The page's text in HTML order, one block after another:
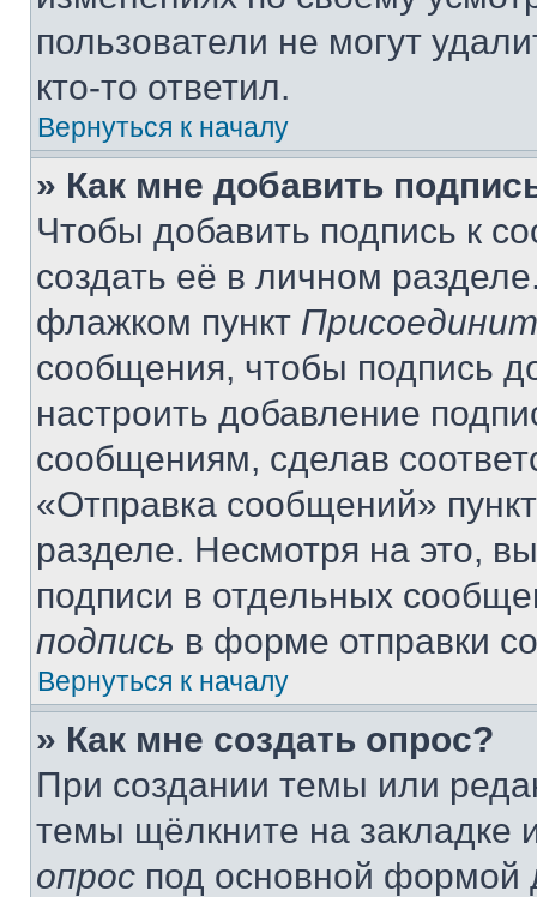
пользователи не могут
кто-то ответил.
Вернуться к началу
» Как мне добавить
Чтобы добавить подпись к
создать её в личном
флажком пункт
сообщения, чтобы подпись
настроить добавление
сообщениям, сделав
«Отправка сообщений»
разделе. Несмотря на это,
подписи в отдельных
подпись в форме отправки
Вернуться к началу
» Как мне создать опрос?
При создании темы или
темы щёлкните на
опрос под основной формой